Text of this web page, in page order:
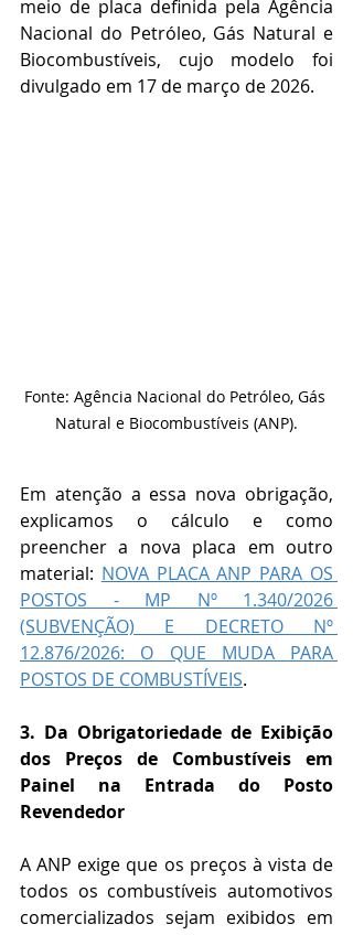
meio de placa definida pela Agência
Nacional do Petróleo, Gás Natural e
Biocombustíveis, cujo modelo foi
divulgado em 17 de março de 2026.
Fonte: Agência Nacional do Petróleo, Gás
Natural e Biocombustíveis (ANP).
Em atenção a essa nova obrigação,
explicamos o cálculo e como
preencher a nova placa em outro
material: NOVA PLACA ANP PARA OS
POSTOS - MP Nº 1.340/2026
(SUBVENÇÃO) E DECRETO Nº
12.876/2026: O QUE MUDA PARA
POSTOS DE COMBUSTÍVEIS.
3. Da Obrigatoriedade de Exibição
dos Preços de Combustíveis em
Painel na Entrada do Posto
Revendedor
A ANP exige que os preços à vista de
todos os combustíveis automotivos